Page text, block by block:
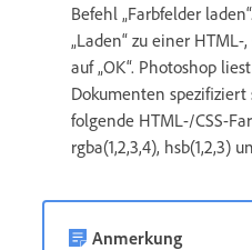
Befehl „Farbfelder
„Laden“ zu einer HTML-
auf „OK“. Photoshop
Dokumenten
folgende HTML-/CSS-
rgba(1,2,3,4), hsb(1,2,3)
Anmerkung